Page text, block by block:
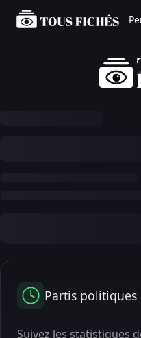
Partis politiques
Suivez les statistiques